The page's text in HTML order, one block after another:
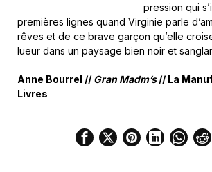
pression qui
premières lignes quand Virginie parle
rêves et de ce brave garçon qu’elle
lueur dans un paysage bien noir et
Anne Bourrel // Gran Madm’s// La
Livres